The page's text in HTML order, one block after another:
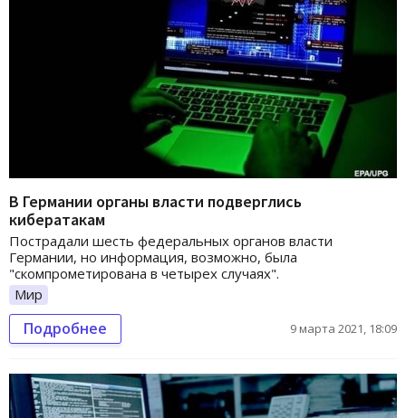
В Германии органы власти подверглись
кибератакам
Пострадали шесть федеральных органов власти
Германии, но информация, возможно, была
"скомпрометирована в четырех случаях".
Мир
Подробнее 9 марта 2021, 18:09